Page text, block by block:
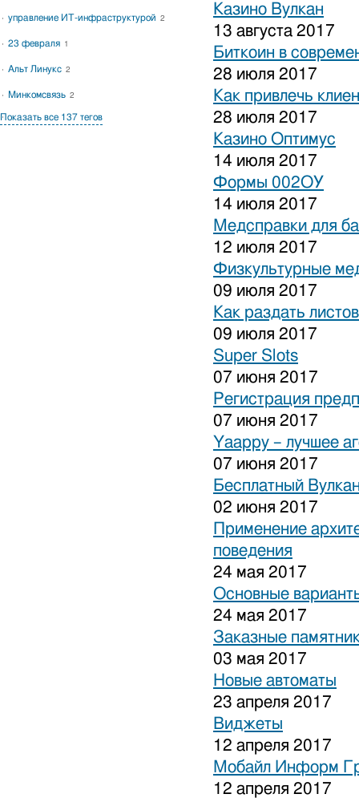
Казино Вулкан
13 августа 2017
Биткоин в
28 июля 2017
Как привлечь
28 июля 2017
Казино Оптимус
14 июля 2017
Формы 002ОУ
14 июля 2017
Медсправки для
12 июля 2017
Физкультурные
09 июля 2017
Как раздать
09 июля 2017
Super Slots
07 июня 2017
Регистрация
07 июня 2017
Yaappy – лучшее
07 июня 2017
Бесплатный
02 июня 2017
Применение
поведения
24 мая 2017
Основные
24 мая 2017
Заказные
03 мая 2017
Новые автоматы
23 апреля 2017
Виджеты
12 апреля 2017
Мобайл Информ
12 апреля 2017
управление ИТ-инфраструктурой 2
23 февраля 1
Альт Линукс 2
Минкомсвязь 2
Показать все 137 тегов